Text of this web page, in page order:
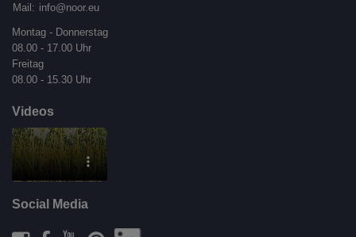
Mail: info@noor.eu
Montag - Donnerstag
08.00 - 17.00 Uhr
Freitag
08.00 - 15.30 Uhr
Videos
Social Media